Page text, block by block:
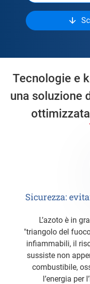
Tecnologie e
una soluzione
Sicurezza:
L’azoto è in grado di fermare il cosiddetto
"triangolo del
infiammabili, il
sussiste non
combustibile,
l’energia per